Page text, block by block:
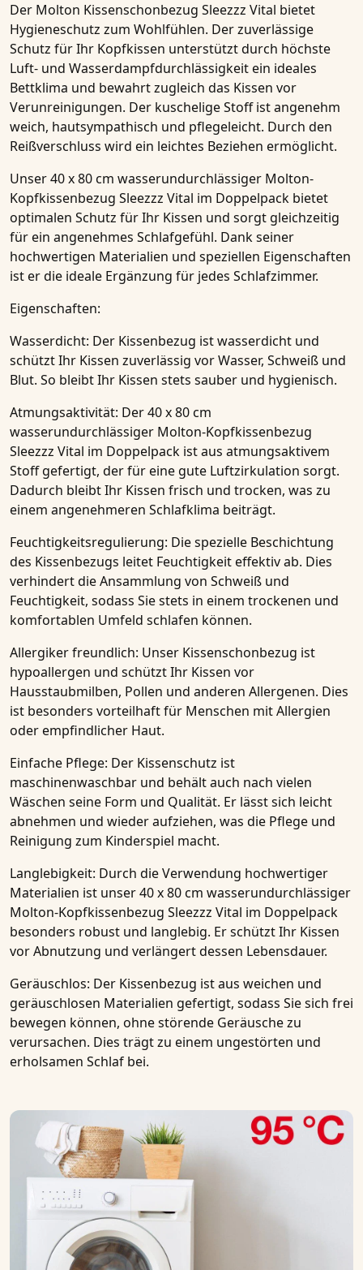
Der Molton Kissenschonbezug Sleezzz Vital bietet
Hygieneschutz zum Wohlfühlen. Der zuverlässige
Schutz für Ihr Kopfkissen unterstützt durch höchste
Luft- und Wasserdampfdurchlässigkeit ein ideales
Bettklima und bewahrt zugleich das Kissen vor
Verunreinigungen. Der kuschelige Stoff ist angenehm
weich, hautsympathisch und pflegeleicht. Durch den
Reißverschluss wird ein leichtes Beziehen ermöglicht.
Unser40 x 80 cm wasserundurchlässiger Molton-
Kopfkissenbezug Sleezzz Vital im Doppelpack bietet
optimalen Schutz für Ihr Kissen und sorgt gleichzeitig
für ein angenehmes Schlafgefühl. Dank seiner
hochwertigen Materialien und speziellen Eigenschaften
ist er die ideale Ergänzung für jedes Schlafzimmer.
Eigenschaften:
Wasserdicht: Der Kissenbezug ist wasserdicht und
schützt Ihr Kissen zuverlässig vor Wasser, Schweiß und
Blut. So bleibt Ihr Kissen stets sauber und hygienisch.
Atmungsaktivität: Der40 x 80 cm
wasserundurchlässiger Molton-Kopfkissenbezug
Sleezzz Vital im Doppelpack ist aus atmungsaktivem
Stoff gefertigt, der für eine gute Luftzirkulation sorgt.
Dadurch bleibt Ihr Kissen frisch und trocken, was zu
einem angenehmeren Schlafklima beiträgt.
Feuchtigkeitsregulierung: Die spezielle Beschichtung
des Kissenbezugs leitet Feuchtigkeit effektiv ab. Dies
verhindert die Ansammlung von Schweiß und
Feuchtigkeit, sodass Sie stets in einem trockenen und
komfortablen Umfeld schlafen können.
Allergiker freundlich: Unser Kissenschonbezug ist
hypoallergen und schützt Ihr Kissen vor
Hausstaubmilben, Pollen und anderen Allergenen. Dies
ist besonders vorteilhaft für Menschen mit Allergien
oder empfindlicher Haut.
Einfache Pflege: Der Kissenschutz ist
maschinenwaschbar und behält auch nach vielen
Wäschen seine Form und Qualität. Er lässt sich leicht
abnehmen und wieder aufziehen, was die Pflege und
Reinigung zum Kinderspiel macht.
Langlebigkeit: Durch die Verwendung hochwertiger
Materialien ist unser40 x 80 cm wasserundurchlässiger
Molton-Kopfkissenbezug Sleezzz Vital im Doppelpack
besonders robust und langlebig. Er schützt Ihr Kissen
vor Abnutzung und verlängert dessen Lebensdauer.
Geräuschlos: Der Kissenbezug ist aus weichen und
geräuschlosen Materialien gefertigt, sodass Sie sich frei
bewegen können, ohne störende Geräusche zu
verursachen. Dies trägt zu einem ungestörten und
erholsamen Schlaf bei.